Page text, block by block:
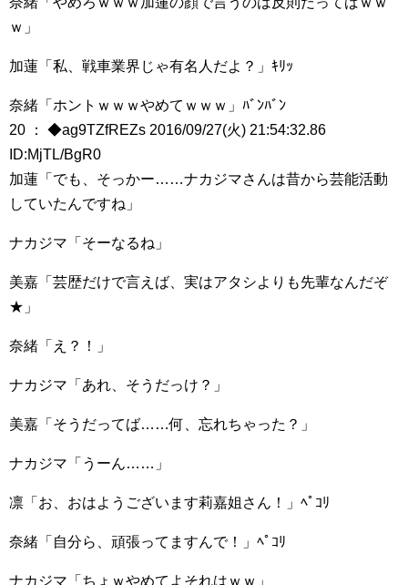
ｗ」
加蓮「私、戦車業界じゃ有名人だよ？」ｷﾘｯ
奈緒「ホントｗｗｗやめてｗｗｗ」ﾊﾞﾝﾊﾞﾝ
20 ： ◆ag9TZfREZs 2016/09/27(火) 21:54:32.86
ID:MjTL/BgR0
加蓮「でも、そっかー……ナカジマさんは昔から芸能活動
していたんですね」
ナカジマ「そーなるね」
美嘉「芸歴だけで言えば、実はアタシよりも先輩なんだぞ
★」
奈緒「え？！」
ナカジマ「あれ、そうだっけ？」
美嘉「そうだってば……何、忘れちゃった？」
ナカジマ「うーん……」
凛「お、おはようございます莉嘉姐さん！」ﾍﾟｺﾘ
奈緒「自分ら、頑張ってますんで！」ﾍﾟｺﾘ
ナカジマ「ちょｗやめてよそれはｗｗ」